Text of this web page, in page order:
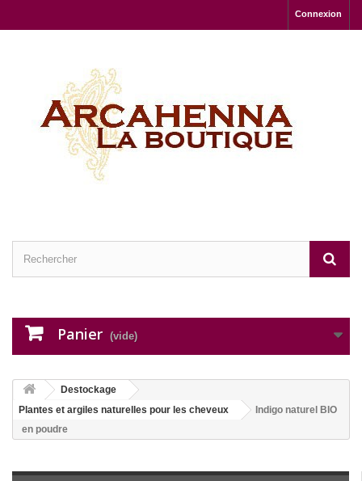
Connexion
Panier (vide)
Destockage
Plantes et argiles naturelles pour les cheveux
Indigo naturel BIO
en poudre